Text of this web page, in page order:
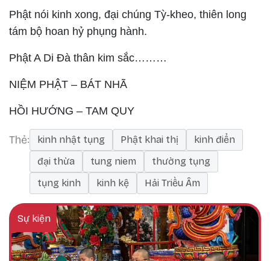
Phật nói kinh xong, đại chúng Tỳ-kheo, thiên long
tám bộ hoan hỷ phụng hành.
Phật A Di Đà thân kim sắc………
NIỆM PHẬT – BÁT NHÃ
HỒI HƯỚNG – TAM QUY
Thẻ kinh nhật tụng Phật khai thị
kinh điển
đại thừa
tung niem
thường tụng
tụng kinh
kinh kệ Hải Triều Âm
Sự kiện